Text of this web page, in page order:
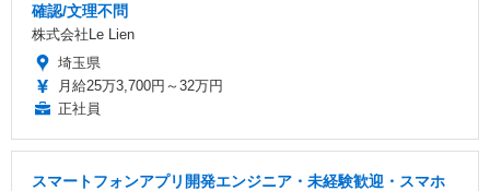
確認/文理不問
株式会社Le Lien
埼玉県
月給25万3,700円～32万円
正社員
スマートフォンアプリ開発エンジニア・未経験歓迎・スマホ